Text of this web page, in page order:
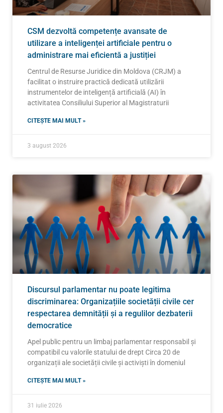
CSM dezvoltă competențe avansate de
utilizare a inteligenței artificiale pentru o
administrare mai eficientă a justiției
Centrul de Resurse Juridice din Moldova (CRJM) a
facilitat o instruire practică dedicată utilizării
instrumentelor de inteligență artificială (AI) în
activitatea Consiliului Superior al Magistraturii
CITEȘTE MAI MULT »
3 august 2026
Discursul parlamentar nu poate legitima
discriminarea: Organizațiile societății civile cer
respectarea demnității și a regulilor dezbaterii
democratice
Apel public pentru un limbaj parlamentar responsabil și
compatibil cu valorile statului de drept Circa 20 de
organizații ale societății civile și activiști în domeniul
CITEȘTE MAI MULT »
31 iulie 2026